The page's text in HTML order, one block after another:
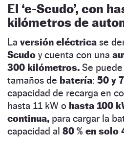
El ‘e-Scudo’, con
kilómetros de
La versión eléctrica se
Scudo y cuenta con una
300 kilómetros. Se
tamaños de batería: 50 y
capacidad de recarga en
hasta 11 kW o hasta 100
continua, para cargar la
capacidad al 80 % en solo